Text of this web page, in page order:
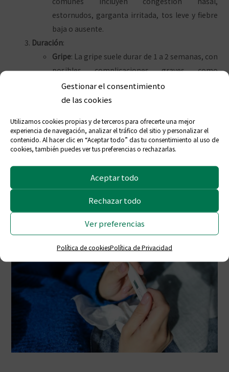
Gestionar el consentimiento
de las cookies
Utilizamos cookies propias y de terceros para ofrecerte una mejor
experiencia de navegación, analizar el tráfico del sitio y personalizar el
contenido. Al hacer clic en “Aceptar todo” das tu consentimiento al uso de
cookies, también puedes ver tus preferencias o rechazarlas.
Aceptar todo
Rechazar todo
Ver preferencias
Política de cookiesPolítica de Privacidad
estornudos, garganta irritada, tos leve y fiebre
baja o ausente.
Duración:
Gripe: La gripe suele durar de 1 a 2 semanas, con
posibles complicaciones graves como
neumonía.
Resfriado: Los resfriados son de corta duración
Complicaciones:
Gripe: La gripe puede dar lugar a
complicaciones graves, como neumonía,
exacerbación de enfermedades crónicas, como
el asma, y hospitalización.
complicaciones graves.